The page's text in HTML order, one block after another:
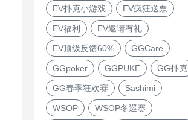
EV扑克小游戏 EV疯狂送票
EV福利 EV邀请有礼
EV顶级反馈60% GGCare
GGpoker GGPUKE GG扑克
GG春季狂欢赛 Sashimi
WSOP WSOP冬巡赛